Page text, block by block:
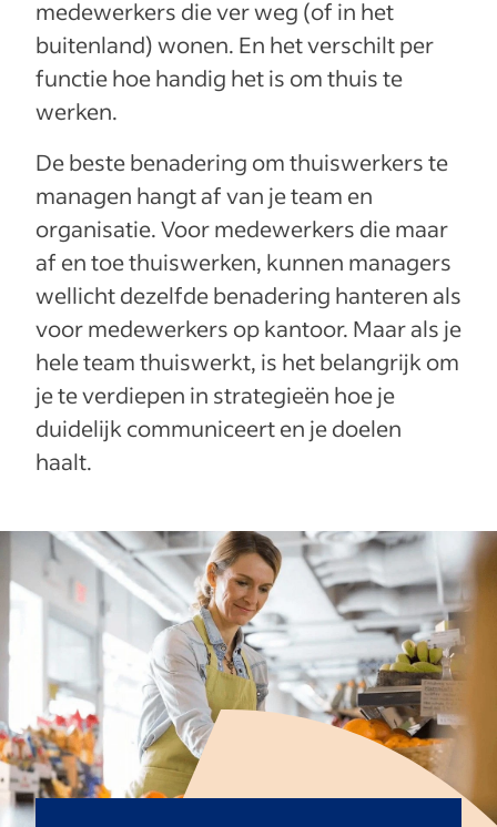
medewerkers die ver weg (of in het
buitenland) wonen. En het verschilt per
functie hoe handig het is om thuis te
werken.
De beste benadering om thuiswerkers te
managen hangt af van je team en
organisatie. Voor medewerkers die maar
af en toe thuiswerken, kunnen managers
wellicht dezelfde benadering hanteren als
voor medewerkers op kantoor. Maar als je
hele team thuiswerkt, is het belangrijk om
je te verdiepen in strategieën hoe je
duidelijk communiceert en je doelen
haalt.